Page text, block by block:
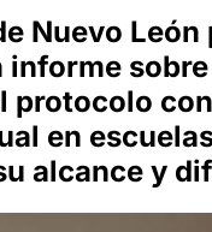
Nuevo León
informe
protocolo
en
alcance y